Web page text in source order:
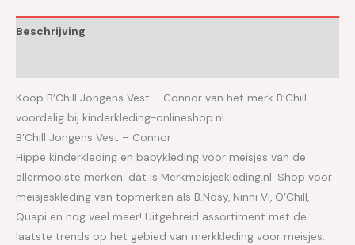
Beschrijving
Koop B’Chill Jongens Vest – Connor van het merk B’Chill
voordelig bij kinderkleding-onlineshop.nl
B’Chill Jongens Vest – Connor
Hippe kinderkleding en babykleding voor meisjes van de
allermooiste merken: dát is Merkmeisjeskleding.nl. Shop voor
meisjeskleding van topmerken als B.Nosy, Ninni Vi, O’Chill,
Quapi en nog veel meer! Uitgebreid assortiment met de
laatste trends op het gebied van merkkleding voor meisjes.